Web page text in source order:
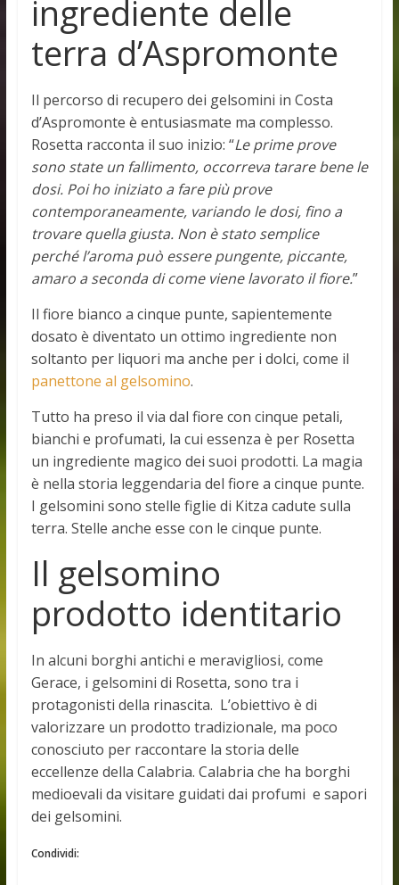
ingrediente delle
terra d’Aspromonte
Il percorso di recupero dei gelsomini in Costa
d’Aspromonte è entusiasmate ma complesso.
Rosetta racconta il suo inizio: “Le prime prove
sono state un fallimento, occorreva tarare bene le
dosi. Poi ho iniziato a fare più prove
contemporaneamente, variando le dosi, fino a
trovare quella giusta. Non è stato semplice
perché l’aroma può essere pungente, piccante,
amaro a seconda di come viene lavorato il fiore.”
Il fiore bianco a cinque punte, sapientemente
dosato è diventato un ottimo ingrediente non
soltanto per liquori ma anche per i dolci, come il
panettone al gelsomino.
Tutto ha preso il via dal fiore con cinque petali,
bianchi e profumati, la cui essenza è per Rosetta
un ingrediente magico dei suoi prodotti. La magia
è nella storia leggendaria del fiore a cinque punte.
I gelsomini sono stelle figlie di Kitza cadute sulla
terra. Stelle anche esse con le cinque punte.
Il gelsomino
prodotto identitario
In alcuni borghi antichi e meravigliosi, come
Gerace, i gelsomini di Rosetta, sono tra i
protagonisti della rinascita. L’obiettivo è di
valorizzare un prodotto tradizionale, ma poco
conosciuto per raccontare la storia delle
eccellenze della Calabria. Calabria che ha borghi
medioevali da visitare guidati dai profumi e sapori
dei gelsomini.
Condividi: